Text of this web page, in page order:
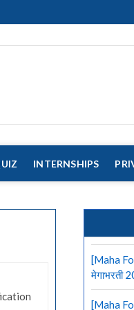
INTERNSHIPS
[Maha
मेगाभरती
[Maha